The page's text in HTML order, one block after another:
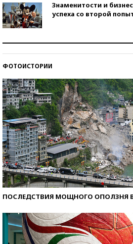
Знаменитости и
успеха со второй
ФОТОИСТОРИИ
ПОСЛЕДСТВИЯ МОЩНОГО ОПОЛЗНЯ